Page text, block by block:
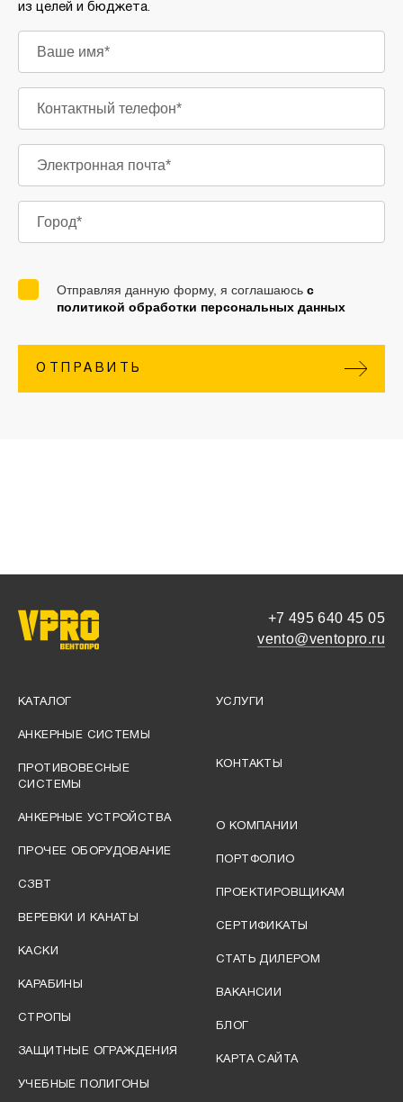
из целей и бюджета.
Отправляя данную форму, я соглашаюсь с
политикой обработки персональных данных
ОТПРАВИТЬ
КАТАЛОГ
АНКЕРНЫЕ СИСТЕМЫ
ПРОТИВОВЕСНЫЕ
СИСТЕМЫ
АНКЕРНЫЕ УСТРОЙСТВА
ПРОЧЕЕ ОБОРУДОВАНИЕ
СЗВТ
ВЕРЕВКИ И КАНАТЫ
КАСКИ
КАРАБИНЫ
СТРОПЫ
ЗАЩИТНЫЕ ОГРАЖДЕНИЯ
УЧЕБНЫЕ ПОЛИГОНЫ
УСЛУГИ
О КОМПАНИИ
ПОРТФОЛИО
ПРОЕКТИРОВЩИКАМ
СЕРТИФИКАТЫ
СТАТЬ ДИЛЕРОМ
ВАКАНСИИ
БЛОГ
КАРТА САЙТА
КОНТАКТЫ
+7 495 640 45 05
vento@ventopro.ru